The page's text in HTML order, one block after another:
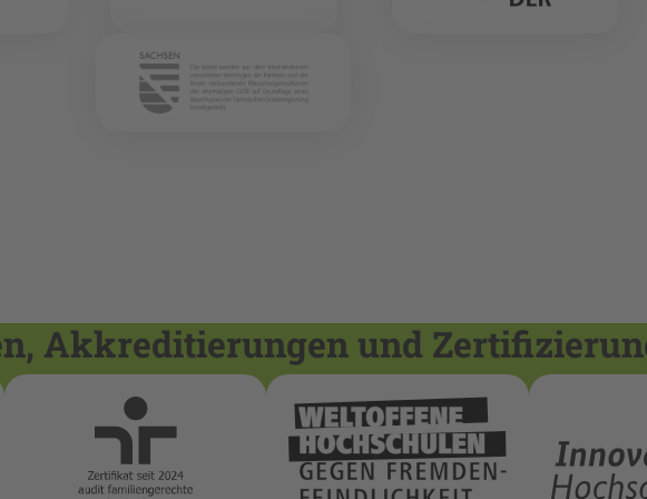
Akkreditierungen und